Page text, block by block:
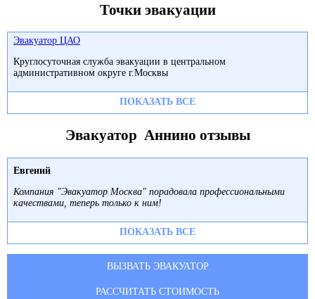
Точки эвакуации
Эвакуатор ЦАО
Круглосуточная служба эвакуации в центральном
административном округе г.Москвы
ПОКАЗАТЬ ВСЕ
Эвакуатор Аннино отзывы
Евгений
Компания "Эвакуатор Москва" порадовала профессиональными
качествами, теперь только к ним!
ПОКАЗАТЬ ВСЕ
ВЫЗВАТЬ ЭВАКУАТОР
РАССЧИТАТЬ СТОИМОСТЬ